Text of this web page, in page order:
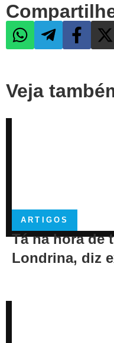
Veja
ARTIGOS
Tá na hora de
Londrina, diz